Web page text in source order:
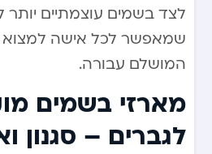
לצד בשמים עוצמתיים
שמאפשר לכל אישה
המושלם עבורה.
מארזי בשמים
לגברים – סגנון